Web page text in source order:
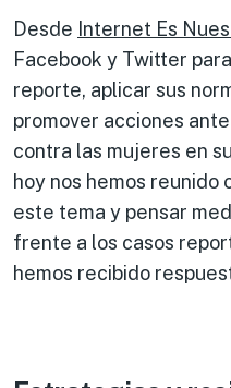
Desde Internet Es
Facebook y Twitter
reporte, aplicar sus
promover acciones
contra las mujeres en
hoy nos hemos reunido
este tema y pensar
frente a los casos
hemos recibido